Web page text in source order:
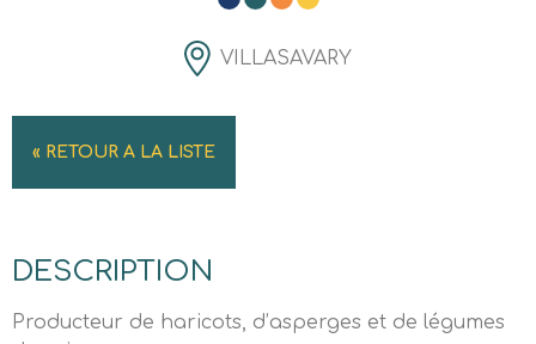
VILLASAVARY
« RETOUR A LA LISTE
DESCRIPTION
Producteur de haricots, d’asperges et de légumes